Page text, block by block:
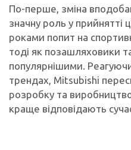
По-перше, зміна
значну роль у прийнятті
роками попит на
тоді як позашляховики
популярнішими.
трендах, Mitsubishi
розробку та
краще відповідають